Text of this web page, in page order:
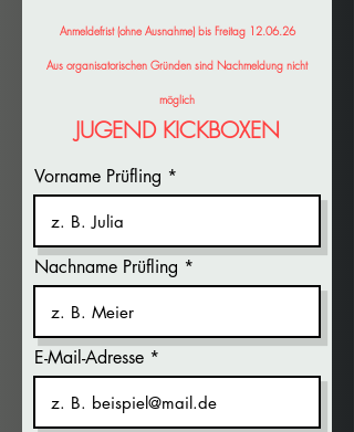
Anmeldefrist (ohne Ausnahme) bis Freitag 12.06.26
Aus organisatorischen Gründen sind Nachmeldung nicht
möglich
JUGEND KICKBOXEN
Vorname Prüfling
Nachname Prüfling
E-Mail-Adresse